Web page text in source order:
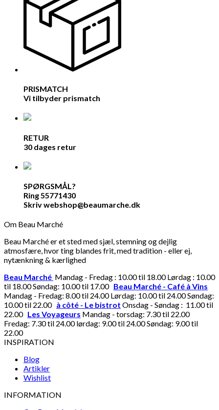
PRISMATCH
Vi tilbyder prismatch
RETUR
30 dages retur
SPØRGSMÅL?
Ring 55771430
Skriv webshop@beaumarche.dk
Om Beau Marché
Beau Marché er et sted med sjæl, stemning og dejlig
atmosfære, hvor ting blandes frit, med tradition - eller ej,
nytænkning & kærlighed
Beau Marché Mandag - Fredag : 10.00 til 18.00 Lørdag : 10.00
til 18.00 Søndag: 10.00 til 17.00 Beau Marché - Café à Vins
Mandag - Fredag: 8.00 til 24.00 Lørdag: 10.00 til 24.00 Søndag:
10.00 til 22.00 à côté - Le bistrot Onsdag - Søndag : 11.00 til
22.00 Les Voyageurs Mandag - torsdag: 7.30 til 22.00
Fredag: 7.30 til 24.00 lørdag: 9.00 til 24.00 Søndag: 9.00 til
22.00
INSPIRATION
Blog
Artikler
Wishlist
INFORMATION